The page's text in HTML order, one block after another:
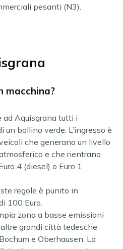
pesanti (N3).
macchina?
Aquisgrana tutti i
bollino verde. L’ingresso è
che generano un livello
e che rientrano
4 (diesel) o Euro 1
regole è punito in
100 Euro.
zona a basse emissioni
grandi città tedesche
e Oberhausen. La